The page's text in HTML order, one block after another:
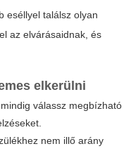
eséllyel találsz olyan
az elvárásaidnak, és
elkerülni
válassz megbízható
nem illő arány